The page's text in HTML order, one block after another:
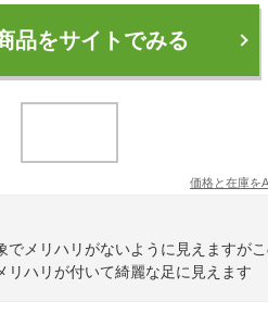
品をサイトでみる
価格と在庫を
でメリハリがないように見えますが
リハリが付いて綺麗な足に見えます